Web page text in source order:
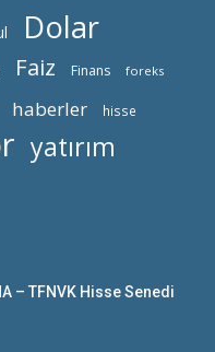
Dolar
Faiz Finans foreks
haberler hisse
yatırım
– TFNVK Hisse Senedi